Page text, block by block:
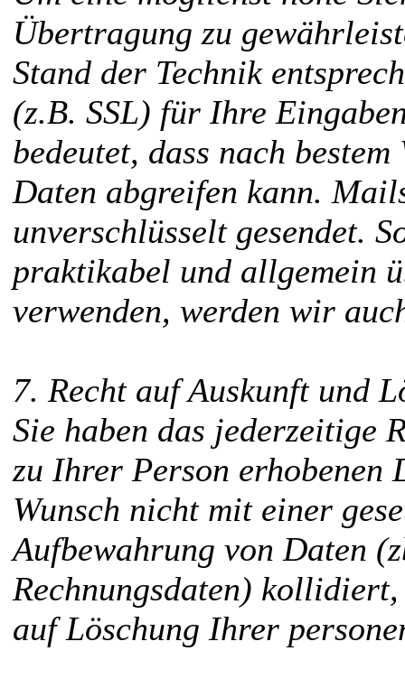
Übertragung zu
Stand der Technik
(z.B. SSL) für Ihre
bedeutet, dass nach
Daten abgreifen kann.
unverschlüsselt gesendet.
praktikabel und allgemein
verwenden, werden wir
7. Recht auf Auskunft und
Sie haben das jederzeitige
zu Ihrer Person erhobenen
Wunsch nicht mit einer
Aufbewahrung von Daten
Rechnungsdaten)
auf Löschung Ihrer